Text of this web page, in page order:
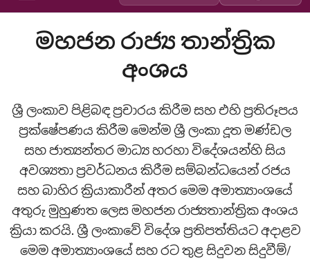
මහජන රාජ්‍ය තාන්ත්‍රික
අංශය
ශ්‍රී ලංකාව පිළිබඳ ප්‍රචාරය කිරීම සහ එහි ප්‍රතිරූපය
ප්‍රක්ෂේපණය කිරීම මෙන්ම ශ්‍රී ලංකා දූත මණ්ඩල
සහ ජාත්‍යන්තර මාධ්‍ය හරහා විදේශයන්හි සිය
අවශ්‍යතා ප්‍රවර්ධනය කිරීම සම්බන්ධයෙන් රජය
සහ බාහිර ක්‍රියාකාරීන් අතර මෙම අමාත්‍යාංශයේ
අතුරු මුහුණත ලෙස මහජන රාජ්‍යතාන්ත්‍රික අංශය
ක්‍රියා කරයි. ශ්‍රී ලංකාවේ විදේශ ප්‍රතිපත්තියට අදාළව
මෙම අමාත්‍යාංශයේ සහ රට තුළ සිදුවන සිදුවීම්/